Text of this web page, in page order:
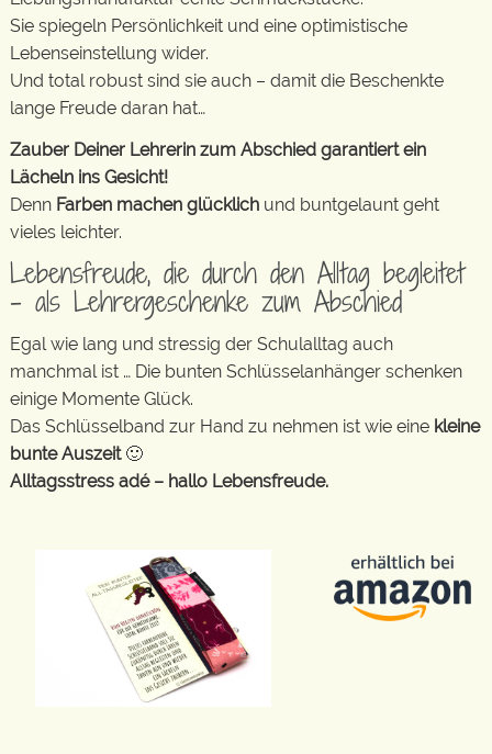
Sie spiegeln Persönlichkeit und eine optimistische
Lebenseinstellung wider.
Und total robust sind sie auch – damit die Beschenkte
lange Freude daran hat…
Zauber Deiner Lehrerin zum Abschied garantiert ein
Lächeln ins Gesicht!
Denn Farben machen glücklich und buntgelaunt geht
vieles leichter.
Lebensfreude, die durch den Alltag begleitet
– als Lehrergeschenke zum Abschied
Egal wie lang und stressig der Schulalltag auch
manchmal ist … Die bunten Schlüsselanhänger schenken
einige Momente Glück.
Das Schlüsselband zur Hand zu nehmen ist wie eine kleine
bunte Auszeit🙂
Alltagsstress adé – hallo Lebensfreude.